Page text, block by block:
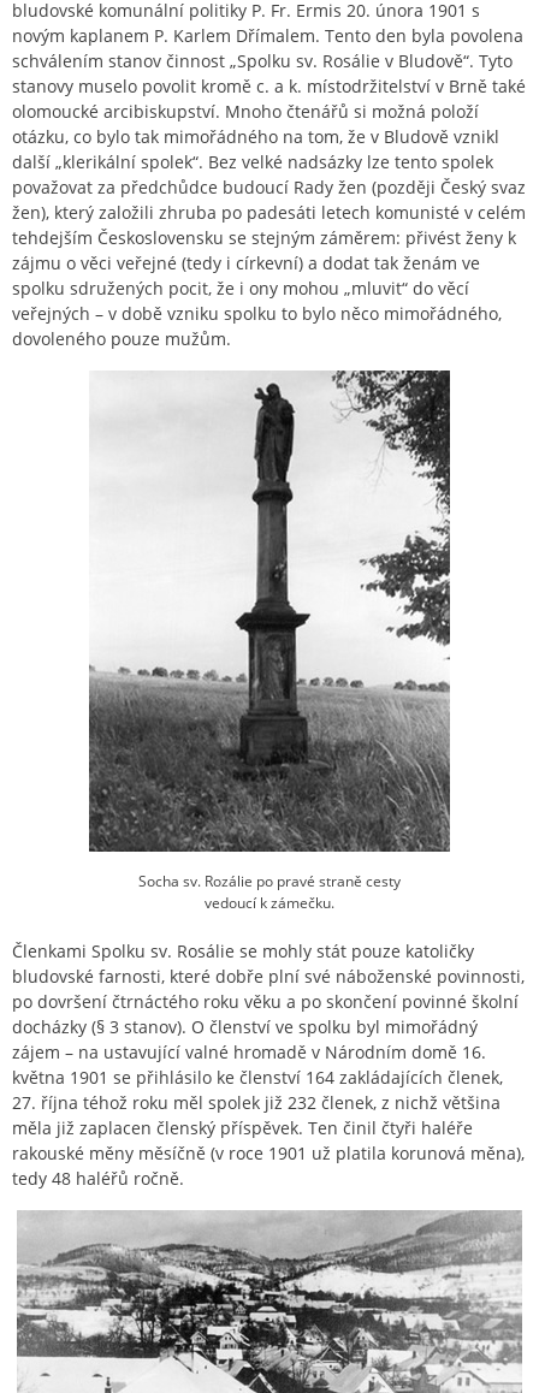
bludovské komunální politiky P. Fr. Ermis 20. února 1901 s
novým kaplanem P. Karlem Dřímalem. Tento den byla povolena
schválením stanov činnost „Spolku sv. Rosálie v Bludově“. Tyto
stanovy muselo povolit kromě c. a k. místodržitelství v Brně také
olomoucké arcibiskupství. Mnoho čtenářů si možná položí
otázku, co bylo tak mimořádného na tom, že v Bludově vznikl
další „klerikální spolek“. Bez velké nadsázky lze tento spolek
považovat za předchůdce budoucí Rady žen (později Český svaz
žen), který založili zhruba po padesáti letech komunisté v celém
tehdejším Československu se stejným záměrem: přivést ženy k
zájmu o věci veřejné (tedy i církevní) a dodat tak ženám ve
spolku sdružených pocit, že i ony mohou „mluvit“ do věcí
veřejných – v době vzniku spolku to bylo něco mimořádného,
dovoleného pouze mužům.
Socha sv. Rozálie po pravé straně cesty
vedoucí k zámečku.
Členkami Spolku sv. Rosálie se mohly stát pouze katoličky
bludovské farnosti, které dobře plní své náboženské povinnosti,
po dovršení čtrnáctého roku věku a po skončení povinné školní
docházky (§ 3 stanov). O členství ve spolku byl mimořádný
zájem – na ustavující valné hromadě v Národním domě 16.
května 1901 se přihlásilo ke členství 164 zakládajících členek,
27. října téhož roku měl spolek již 232 členek, z nichž většina
měla již zaplacen členský příspěvek. Ten činil čtyři haléře
rakouské měny měsíčně (v roce 1901 už platila korunová měna),
tedy 48 haléřů ročně.